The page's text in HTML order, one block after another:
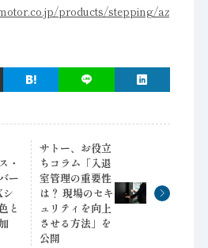
products/stepping/az
・
ー
と
サトー、お役立
ちコラム「入退
室管理の重要性
は？ 現場のセキ
ュリティを向上
させる方法」を
公開